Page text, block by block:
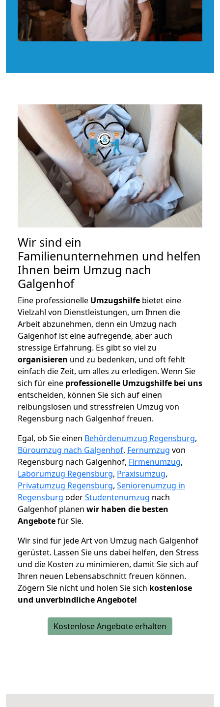
Wir sind ein
Familienunternehmen und helfen
Ihnen beim Umzug nach
Galgenhof
Eine professionelle Umzugshilfe bietet eine
Vielzahl von Dienstleistungen, um Ihnen die
Arbeit abzunehmen, denn ein Umzug nach
Galgenhof ist eine aufregende, aber auch
stressige Erfahrung. Es gibt so viel zu
organisieren und zu bedenken, und oft fehlt
einfach die Zeit, um alles zu erledigen. Wenn Sie
sich für eine professionelle Umzugshilfe bei uns
entscheiden, können Sie sich auf einen
reibungslosen und stressfreien Umzug von
Regensburg nach Galgenhof freuen.
Egal, ob Sie einen Behördenumzug Regensburg,
Büroumzug nach Galgenhof, Fernumzug von
Regensburg nach Galgenhof, Firmenumzug,
Laborumzug Regensburg, Praxisumzug,
Privatumzug Regensburg, Seniorenumzug in
Regensburg oderStudentenumzug nach
Galgenhof planen wir haben die besten
Angebotefür Sie.
Wir sind für jede Art von Umzug nach Galgenhof
gerüstet. Lassen Sie uns dabei helfen, den Stress
und die Kosten zu minimieren, damit Sie sich auf
Ihren neuen Lebensabschnitt freuen können.
Zögern Sie nicht und holen Sie sich kostenlose
und unverbindliche Angebote!
Kostenlose Angebote erhalten